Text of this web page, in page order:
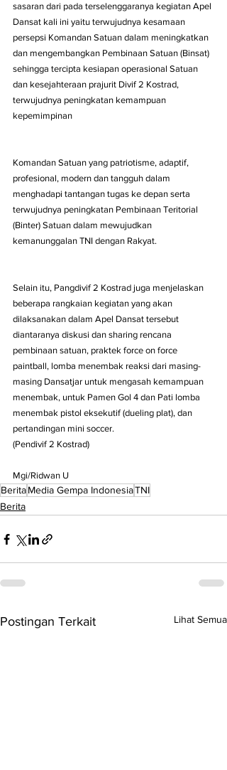
sasaran dari pada terselenggaranya kegiatan Apel
Dansat kali ini yaitu terwujudnya kesamaan
persepsi Komandan Satuan dalam meningkatkan
dan mengembangkan Pembinaan Satuan (Binsat)
sehingga tercipta kesiapan operasional Satuan
dan kesejahteraan prajurit Divif 2 Kostrad,
terwujudnya peningkatan kemampuan
kepemimpinan
Komandan Satuan yang patriotisme, adaptif,
profesional, modern dan tangguh dalam
menghadapi tantangan tugas ke depan serta
terwujudnya peningkatan Pembinaan Teritorial
(Binter) Satuan dalam mewujudkan
kemanunggalan TNI dengan Rakyat.
Selain itu, Pangdivif 2 Kostrad juga menjelaskan
beberapa rangkaian kegiatan yang akan
dilaksanakan dalam Apel Dansat tersebut
diantaranya diskusi dan sharing rencana
pembinaan satuan, praktek force on force
paintball, lomba menembak reaksi dari masing-
masing Dansatjar untuk mengasah kemampuan
menembak, untuk Pamen Gol 4 dan Pati lomba
menembak pistol eksekutif (dueling plat), dan
pertandingan mini soccer.
(Pendivif 2 Kostrad)
Mgi/Ridwan U
BeritaMedia Gempa IndonesiaTNI
Berita
Postingan Terkait Lihat Semua